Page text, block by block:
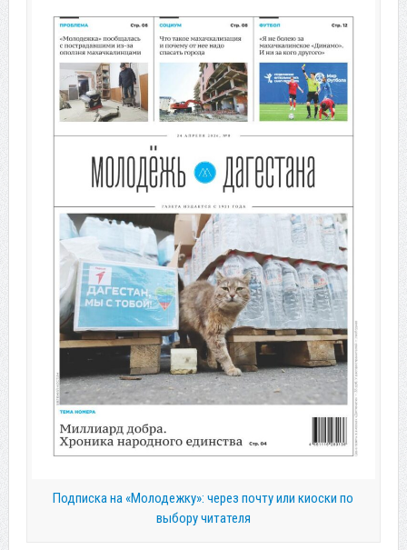
Подписка на «Молодежку»: через почту или киоски по
выбору читателя